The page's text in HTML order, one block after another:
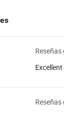
Reseñas
Reseñas